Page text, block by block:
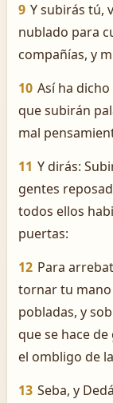
9 Y subirás tú,
nublado para
compañías, y
10 Así ha dicho
que subirán
mal
11 Y dirás:
gentes
todos ellos
puertas:
12 Para
tornar tu mano
pobladas, y
que se hace
el ombligo de
13 Seba, y